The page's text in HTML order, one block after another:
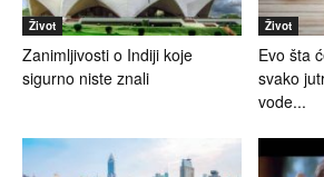
Život
Zanimljivosti o Indiji koje
sigurno niste znali
Život
Evo šta
svako
vode...